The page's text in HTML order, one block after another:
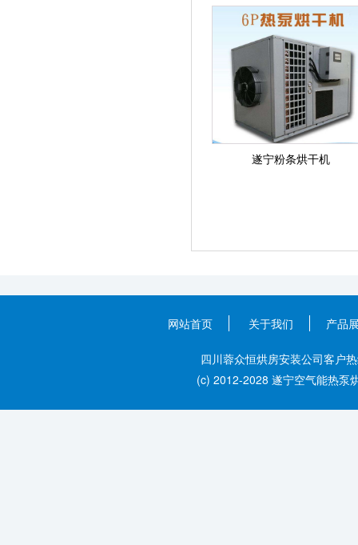
遂宁粉条烘干机
网站首页 关于我们 产品
四川蓉众恒烘房安装公司客
(c) 2012-2028 遂宁空气能热泵